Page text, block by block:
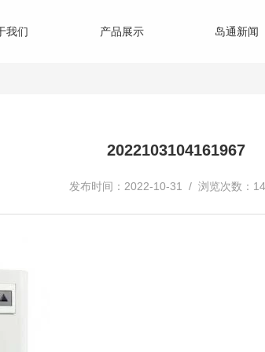
我们 产品展示 岛通新闻
2022103104161967
发布时间：2022-10-31 / 浏览次数：